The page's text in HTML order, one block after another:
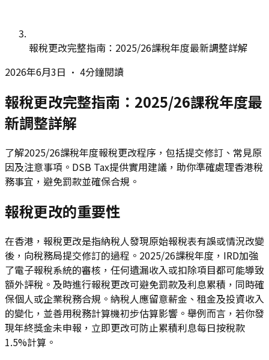
報稅更改完整指南：2025/26課稅年度最新調整詳解
2026年6月3日 • 4分鐘閱讀
報稅更改完整指南：2025/26課稅年度最
新調整詳解
了解2025/26課稅年度報稅更改程序，包括提交修訂、常見原
因及注意事項。DSB Tax提供實用建議，助你準確處理香港稅
務事宜，避免罰款並確保合規。
報稅更改的重要性
在香港，報稅更改是指納稅人發現原始報稅表有誤或情況改變
後，向稅務局提交修訂的過程。2025/26課稅年度，IRD加強
了電子報稅系統的審核，任何遺漏收入或扣除項目都可能導致
額外評稅。及時進行報稅更改可避免罰款及利息累積，同時確
保個人或企業稅務合規。納稅人應留意薪金、租金及投資收入
的變化，並善用稅務計算機初步估算影響。舉例而言，若你發
現年終獎金未申報，立即更改可防止累積利息每日按稅款
1.5%計算。